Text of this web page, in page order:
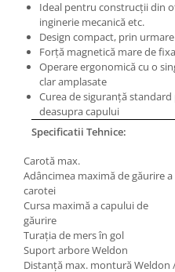
Masini electrice de filetat
Exhaustor pentru aschii metal
Masini de gaurit cu talpa
magnetica
Instalatii de spalare a pieselor
Lame de ferastrau cu varf din
carbura
Lame de ferăstrău cu
TiN
Panze de taiere cu banda
Panze de taiere metal pentru
ferastraie
Roti de lustruit
Standuri pentru ferăstraie cu
bandă
Standuri pentru mașini de
frezat
Standuri pentru mașini de
Ideal pentru construcții din
inginerie mecanică etc.
Design compact, prin
Forță magnetică mare de
Operare ergonomică cu o
clar amplasate
Curea de siguranță
deasupra capului
Specificatii Tehnice:
Carotă max.
Adâncimea maximă de găurire a
carotei
Cursa maximă a capului de
găurire
Turația de mers în gol
Suport arbore Weldon
Distanță max. montură Weldon